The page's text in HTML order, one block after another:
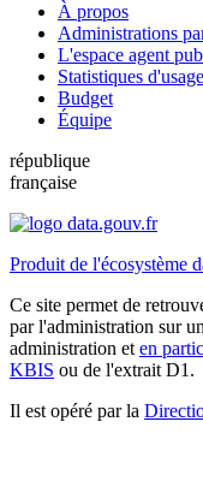
À propos
Administrations
L'espace agent
Statistiques d'usage
Budget
Équipe
république
française
Produit de l'écosystème
Ce site permet de
par l'administration sur
administration et en
KBIS ou de l'extrait D1.
Il est opéré par la